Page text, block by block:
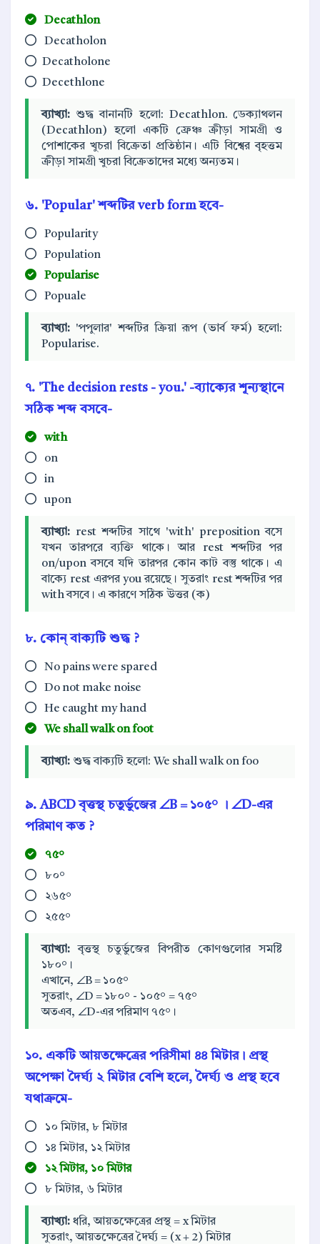
Decathlon
Decatholon
Decatholone
Decethlone
ব্যাখ্যা: শুদ্ধ বানানটি হলো: Decathlon. ডেক্যাথলন
(Decathlon) হলো একটি ফ্রেঞ্চ ক্রীড়া সামগ্রী ও
পোশাকের খুচরা বিক্রেতা প্রতিষ্ঠান। এটি বিশ্বের বৃহত্তম
ক্রীড়া সামগ্রী খুচরা বিক্রেতাদের মধ্যে অন্যতম।
৬. 'Popular' শব্দটির verb form হবে-
Popularity
Population
Popularise
Popuale
ব্যাখ্যা: 'পপুলার' শব্দটির ক্রিয়া রূপ (ভার্ব ফর্ম) হলো:
Popularise.
৭. 'The decision rests - you.' -ব্যাক্যের শূন্যস্থানে
সঠিক শব্দ বসবে-
with
on
in
upon
ব্যাখ্যা: rest শব্দটির সাথে 'with' preposition বসে
যখন তারপরে ব্যক্তি থাকে। আর rest শব্দটির পর
on/upon বসবে যদি তারপর কোন কাট বস্তু থাকে। এ
বাক্যে rest এরপর you রয়েছে। সুতরাং rest শব্দটির পর
with বসবে। এ কারণে সঠিক উত্তর (ক)
৮. কোন্ বাক্যটি শুদ্ধ ?
No pains were spared
Do not make noise
He caught my hand
We shall walk on foot
ব্যাখ্যা: শুদ্ধ বাক্যটি হলো: We shall walk on foo
৯. ABCD বৃত্তস্থ চতুর্ভুজের ∠B = ১০৫° । ∠D-এর
পরিমাণ কত ?
৭৫°
৮০°
২৬৫°
২৫৫°
ব্যাখ্যা: বৃত্তস্থ চতুর্ভুজের বিপরীত কোণগুলোর সমষ্টি
১৮০°।
এখানে, ∠B = ১০৫°
সুতরাং, ∠D = ১৮০° - ১০৫° = ৭৫°
অতএব, ∠D-এর পরিমাণ ৭৫°।
১০. একটি আয়তক্ষেত্রের পরিসীমা ৪৪ মিটার। প্রস্থ
অপেক্ষা দৈর্ঘ্য ২ মিটার বেশি হলে, দৈর্ঘ্য ও প্রস্থ হবে
যথাক্রমে-
১০ মিটার, ৮ মিটার
১৪ মিটার, ১২ মিটার
১২ মিটার, ১০ মিটার
৮ মিটার, ৬ মিটার
ব্যাখ্যা: ধরি, আয়তক্ষেত্রের প্রস্থ = x মিটার
সুতরাং, আয়তক্ষেত্রের দৈর্ঘ্য = (x + 2) মিটার